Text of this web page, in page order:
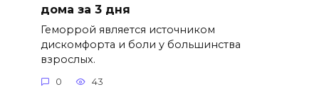
дома за 3 дня
Геморрой является источником
дискомфорта и боли у большинства
взрослых.
0 43